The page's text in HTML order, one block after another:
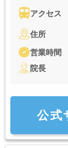
アクセス
住所
営業時間
院長
公式